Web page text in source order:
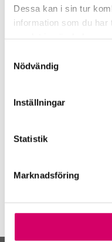
Dessa kan i sin tur
information som du har
Nödvändig
Inställningar
Statistik
Marknadsföring
Viktiga branschfrågor
Karriär för
Medlemsrabatter från
Validera lönekurser